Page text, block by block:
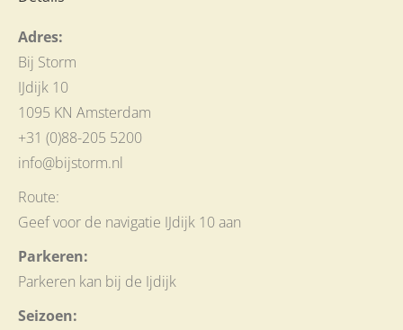
Adres:
Bij Storm
IJdijk 10
1095 KN Amsterdam
+31 (0)88-205 5200
info@bijstorm.nl
Route:
Geef voor de navigatie IJdijk 10 aan
Parkeren:
Parkeren kan bij de Ijdijk
Seizoen: